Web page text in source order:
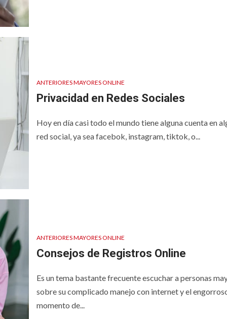
ANTERIORES MAYORES ONLINE
Privacidad en Redes Sociales
Hoy en día casi todo el mundo tiene alguna cuenta en
red social, ya sea facebok, instagram, tiktok, o...
ANTERIORES MAYORES ONLINE
Consejos de Registros Online
Es un tema bastante frecuente escuchar a personas
sobre su complicado manejo con internet y el
momento de...